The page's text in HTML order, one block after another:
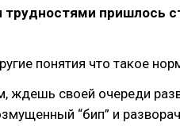
пришлось
понятия что такое
ждешь своей очереди
“бип” и